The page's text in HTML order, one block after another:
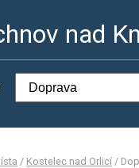
nad
/ Kostelec nad Orlicí /